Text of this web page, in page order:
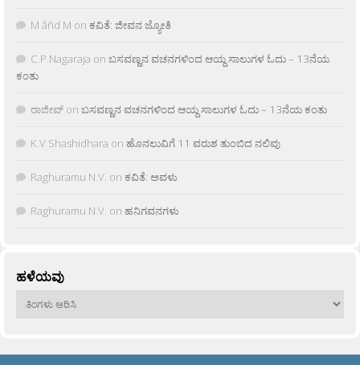
M âñd M on ಕವಿತೆ: ಜೀವನ ಜ್ಯೋತಿ
C.P.Nagaraja on ಬಸವಣ್ಣನ ವಚನಗಳಿಂದ ಆಯ್ದ ಸಾಲುಗಳ ಓದು – 13ನೆಯ
ಕಂತು
ರಾಜೀವ್ on ಬಸವಣ್ಣನ ವಚನಗಳಿಂದ ಆಯ್ದ ಸಾಲುಗಳ ಓದು – 13ನೆಯ ಕಂತು
K.V Shashidhara on ಹೊನಲುವಿಗೆ 11 ವರುಶ ತುಂಬಿದ ನಲಿವು
Raghuramu N.V. on ಕವಿತೆ: ಅವಳು
Raghuramu N.V. on ಹನಿಗವನಗಳು
ಹಳೆಯವು
ಹಳೆಯವು